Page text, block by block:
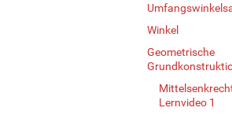
Winkel
Geometrische
Lernvideo 1